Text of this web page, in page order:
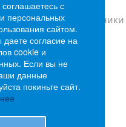
техники и электроники
с
персональных
сайтом.
согласие на
cookie и
Если вы не
данные
покиньте сайт.